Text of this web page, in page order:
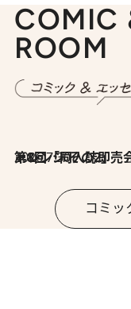
COMIC
ROOM
2026.7.30
第8回「同人誌即売会にチャレンジ その2」
コミッ